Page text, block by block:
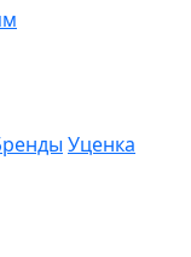
Уценка